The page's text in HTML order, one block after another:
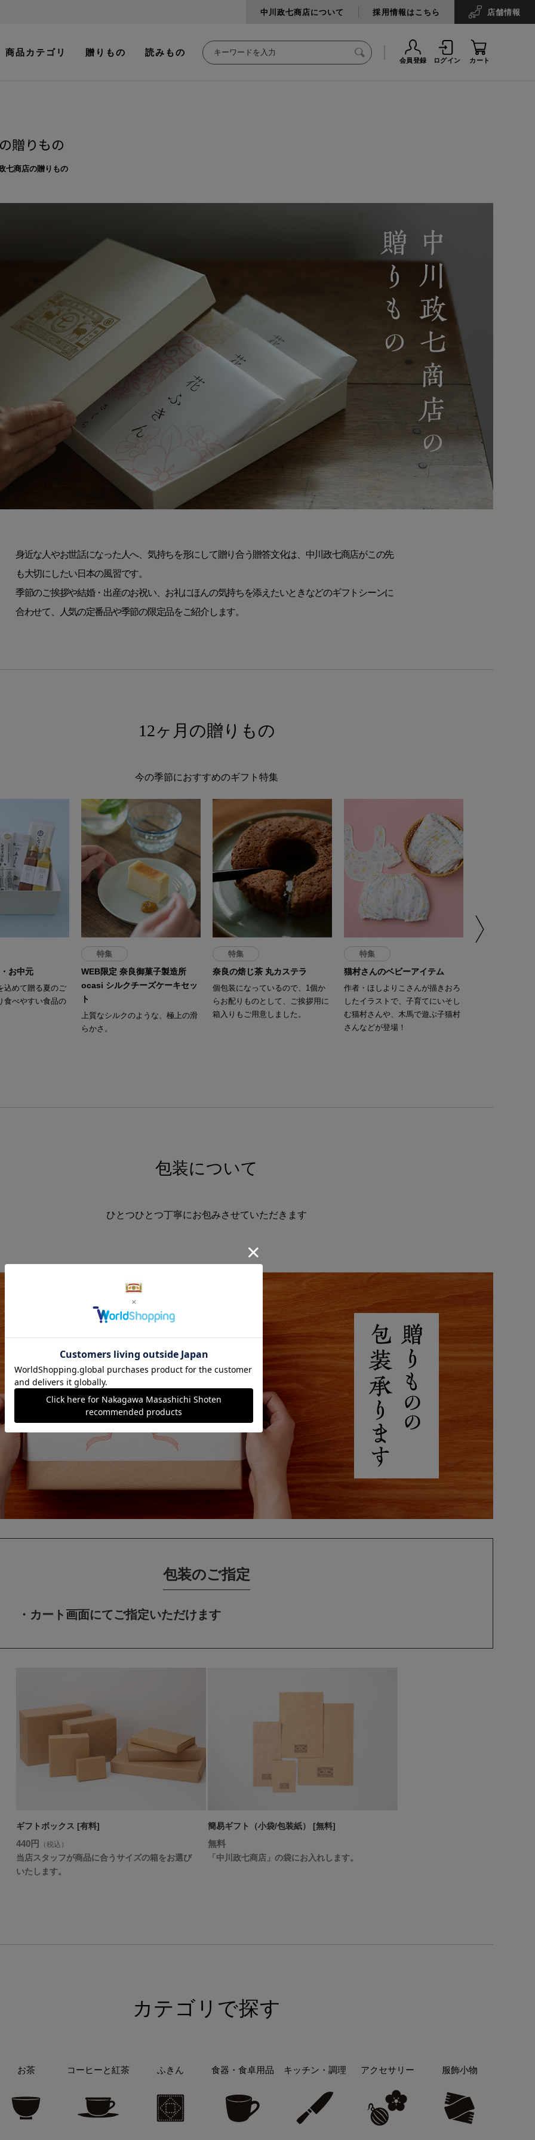
中川政七商店について 採用情報はこちら 店舗情報
商品カテゴリ 贈りもの 読みもの
会員登録 ログイン カート
贈りもの
七商店の贈りもの
身近な人やお世話になった人へ、気持ちを形にして贈り合う贈答文化は、中川政七商店がこの先
も大切にしたい日本の風習です。
季節のご挨拶や結婚・出産のお祝い、お礼にほんの気持ちを添えたいときなどのギフトシーンに
合わせて、人気の定番品や季節の限定品をご紹介します。
12ヶ月の贈りもの
今の季節におすすめのギフト特集
お中元
込めて贈る夏のご
食べやすい食品の
特集
WEB限定 奈良御菓子製造所
ocasi シルクチーズケーキセッ
ト
上質なシルクのような、極上の滑
らかさ。
特集
奈良の焙じ茶 丸カステラ
個包装になっているので、1個か
らお配りものとして、ご挨拶用に
箱入りもご用意しました。
特集
猫村さんのベビーアイテム
作者・ほしよりこさんが描きおろ
したイラストで、子育てにいそし
む猫村さんや、木馬で遊ぶ子猫村
さんなどが登場！
包装について
ひとつひとつ丁寧にお包みさせていただきます
包装のご指定
・カート画面にてご指定いただけます
ギフトボックス [有料]
440円 （税込）
当店スタッフが商品に合うサイズの箱をお選び
いたします。
簡易ギフト（小袋/包装紙） [無料]
無料
「中川政七商店」の袋にお入れします。
カテゴリで探す
お茶 コーヒーと紅茶 ふきん 食器・食卓用品 キッチン・調理 アクセサリー 服飾小物